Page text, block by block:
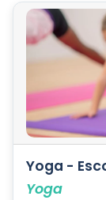
Yoga -
Yoga